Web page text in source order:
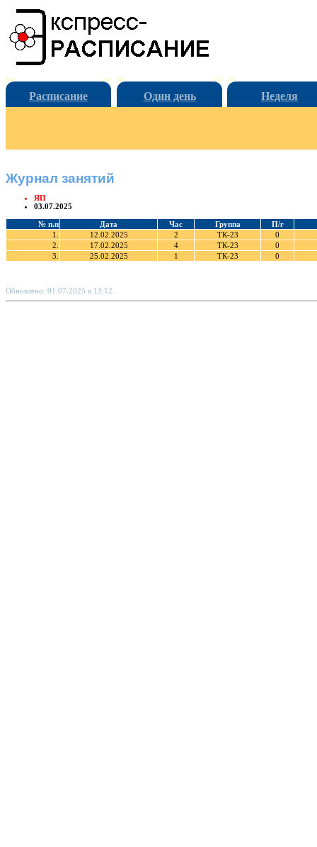
Расписание Один день Неделя
Журнал занятий
ЯП
03.07.2025
№ п.п Дата Час Группа
П/г
1.
12.02.2025 2 ТК-23
0
2.
17.02.2025 4 ТК-23
0
3.
25.02.2025 1 ТК-23 0
Обновлено: 01.07.2025 в 13:12.